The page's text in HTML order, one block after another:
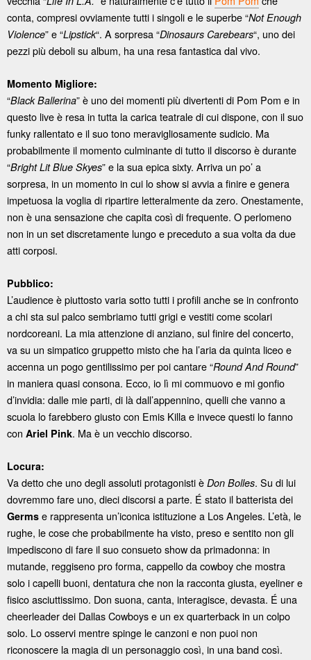
conta, compresi ovviamente tutti i singoli e le superbe “Not Enough
Violence” e “Lipstick“. A sorpresa “Dinosaurs Carebears“, uno dei
pezzi più deboli su album, ha una resa fantastica dal vivo.
Momento Migliore:
“Black Ballerina” è uno dei momenti più divertenti di Pom Pom e in
questo live è resa in tutta la carica teatrale di cui dispone, con il suo
funky rallentato e il suo tono meravigliosamente sudicio. Ma
probabilmente il momento culminante di tutto il discorso è durante
“Bright Lit Blue Skyes” e la sua epica sixty. Arriva un po’ a
sorpresa, in un momento in cui lo show si avvia a finire e genera
impetuosa la voglia di ripartire letteralmente da zero. Onestamente,
non è una sensazione che capita così di frequente. O perlomeno
non in un set discretamente lungo e preceduto a sua volta da due
atti corposi.
Pubblico:
L’audience è piuttosto varia sotto tutti i profili anche se in confronto
a chi sta sul palco sembriamo tutti grigi e vestiti come scolari
nordcoreani. La mia attenzione di anziano, sul finire del concerto,
va su un simpatico gruppetto misto che ha l’aria da quinta liceo e
accenna un pogo gentilissimo per poi cantare “Round And Round”
in maniera quasi consona. Ecco, io lì mi commuovo e mi gonfio
d’invidia: dalle mie parti, di là dall’appennino, quelli che vanno a
scuola lo farebbero giusto con Emis Killa e invece questi lo fanno
con Ariel Pink. Ma è un vecchio discorso.
Locura:
Va detto che uno degli assoluti protagonisti è Don Bolles. Su di lui
dovremmo fare uno, dieci discorsi a parte. É stato il batterista dei
Germs e rappresenta un’iconica istituzione a Los Angeles. L’età, le
rughe, le cose che probabilmente ha visto, preso e sentito non gli
impediscono di fare il suo consueto show da primadonna: in
mutande, reggiseno pro forma, cappello da cowboy che mostra
solo i capelli buoni, dentatura che non la racconta giusta, eyeliner e
fisico asciuttissimo. Don suona, canta, interagisce, devasta. É una
cheerleader dei Dallas Cowboys e un ex quarterback in un colpo
solo. Lo osservi mentre spinge le canzoni e non puoi non
riconoscere la magia di un personaggio così, in una band così.